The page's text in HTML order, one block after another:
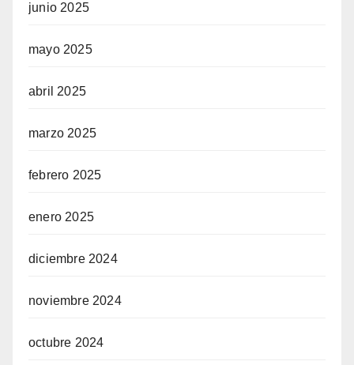
junio 2025
mayo 2025
abril 2025
marzo 2025
febrero 2025
enero 2025
diciembre 2024
noviembre 2024
octubre 2024